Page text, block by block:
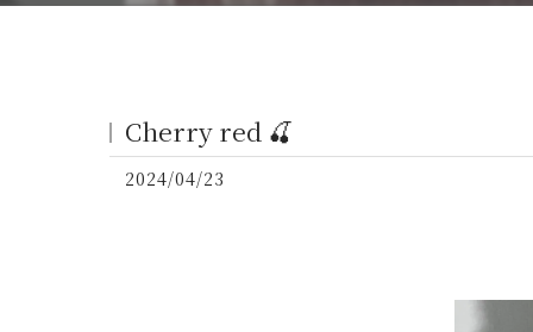
Cherry red 🍒
2024/04/23